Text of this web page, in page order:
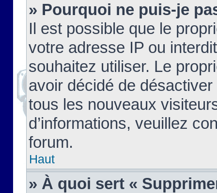
» Pourquoi ne puis-je
Il est possible que le
votre adresse IP ou
souhaitez utiliser. Le
avoir décidé de
tous les nouveaux
d’informations, veuillez
forum.
Haut
» À quoi sert «